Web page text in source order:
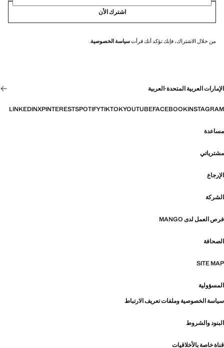
اشترك الأن
من خلال الاشتراك، فإنك تؤكد أنك قرأتسياسة الخصوصية.
الإمارات العربية المتحدة·العربية
INSTAGRAM
FACEBOOK
YOUTUBE
TIKTOK
SPOTIFY
PINTEREST
X
LINKEDIN
مساعدة
مشترياتي
الإرجاع
الشركة
فرص العمل لدى MANGO
الصحافة
SITE MAP
المسؤولية
سياسة الخصوصية وملفات تعريف الارتباط
البنود والشروط
قناة خاصة بالأخلاقيات